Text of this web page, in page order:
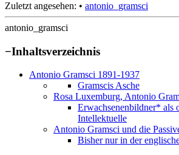
Zuletzt angesehen: • antonio_gramsci
antonio_gramsci
−Inhaltsverzeichnis
Antonio Gramsci 1891-1937
Gramscis Asche
Rosa Luxemburg, Antonio
Erwachsenenbildner* als
Intellektuelle
Antonio Gramsci und die
Bisher nur in der